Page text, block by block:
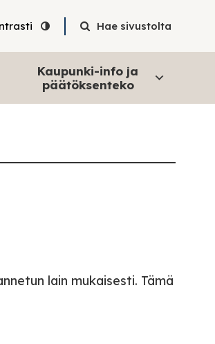
Hae sivustolta
Kaupunki-info ja
päätöksenteko
lain mukaisesti. Tämä